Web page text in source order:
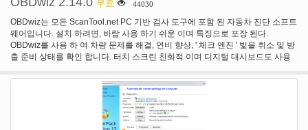
무료 44030
OBDwiz는 모든 ScanTool.net PC 기반 검사 도구에 포함 된 자동차 진단 소프트
웨어입니다. 설치 하려면, 바람 사용 하기 쉬운 이며 특징으로 포장 된다.
OBDwiz를 사용 하 여 차량 문제를 해결, 연비 향상, ' 체크 엔진 ' 빛을 취소 및 방
출 준비 상태를 확인 합니다. 터치 스크린 친화적 이며 디지털 대시보드도 사용